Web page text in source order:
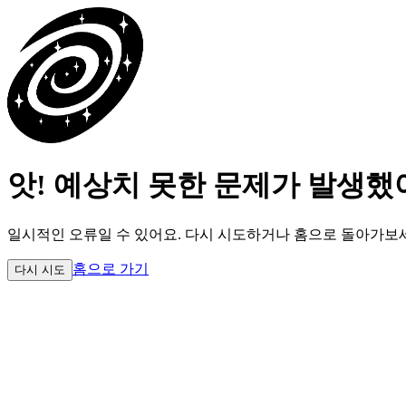
앗! 예상치 못한 문제가 발생했
일시적인 오류일 수 있어요. 다시 시도하거나 홈으로 돌아가보
다시 시도 홈으로 가기